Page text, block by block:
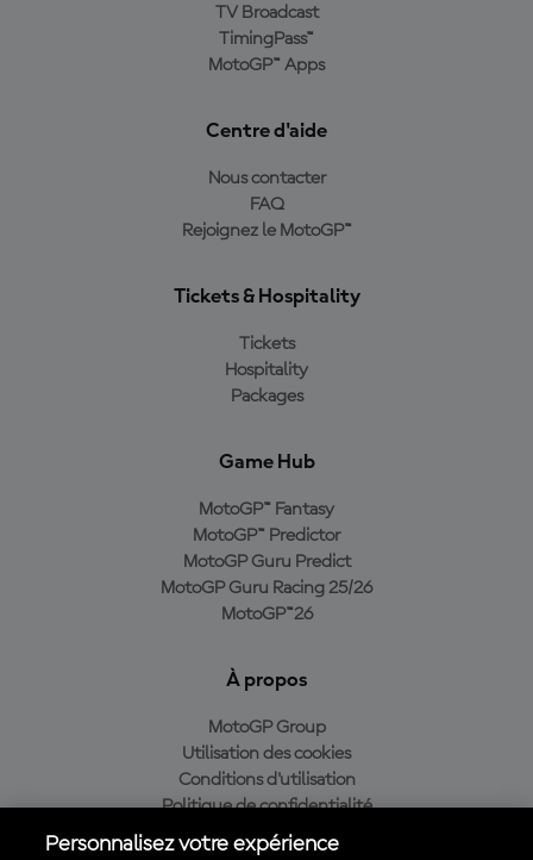
TV Broadcast
TimingPass™
MotoGP™ Apps
Centre d'aide
Nous contacter
FAQ
Rejoignez le MotoGP™
Tickets & Hospitality
Tickets
Hospitality
Packages
Game Hub
MotoGP™ Fantasy
MotoGP™ Predictor
MotoGP Guru Predict
MotoGP Guru Racing 25/26
MotoGP™26
À propos
MotoGP Group
Utilisation des cookies
Conditions d'utilisation
Politique de confidentialité
Politique d’achat
Personnalisez votre expérience